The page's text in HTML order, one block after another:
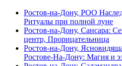
Ростов-на-Дону, РОО
Ритуалы при полной луне
Ростов-на-Дону, Сансара:
центр, Прорицательница
Ростов-на-Дону,
Ростове-На-Дону: Магия и